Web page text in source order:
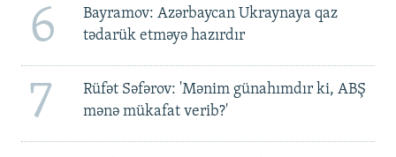
6
Bayramov: Azərbaycan Ukraynaya qaz
tədarük etməyə hazırdır
7
Rüfət Səfərov: 'Mənim günahımdır ki, ABŞ
mənə mükafat verib?'